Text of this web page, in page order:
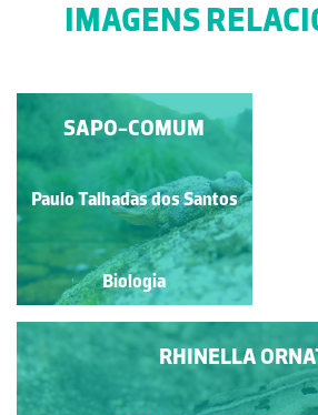
IMAGENS
RHINELLA ORNATA
Natália Lavínia Andrello de
Souza
Biologia
RHINELLA
SAPO-COMUM
Paulo Talhadas dos Santos
Biologia